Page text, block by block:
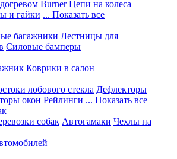
Burner Цепи на колеса
и гайки ... Показать все
багажники Лестницы для
Силовые бамперы
Коврики в салон
лобового стекла Дефлекторы
окон Рейлинги ... Показать все
собак Автогамаки Чехлы на